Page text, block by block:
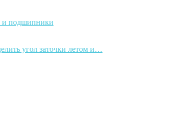
и подшипники
угол заточки летом и…